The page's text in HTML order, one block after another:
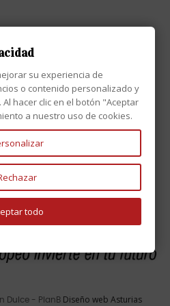
Dulce - PlanB Diseño web Asturias
su experiencia de
o contenido personalizado y
hacer clic en el botón "Aceptar
a nuestro uso de cookies.
todo